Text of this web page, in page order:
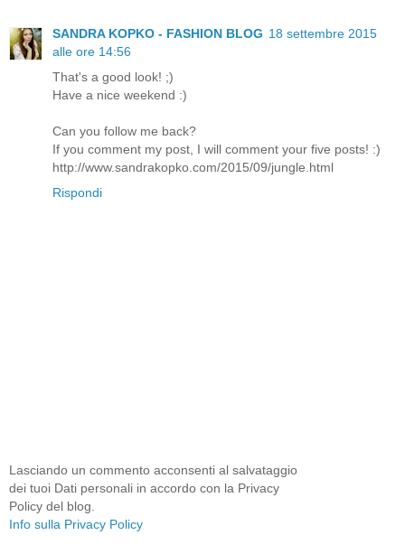
SANDRA KOPKO - FASHION BLOG 18 settembre 2015
alle ore 14:56
That's a good look! ;)
Have a nice weekend :)
Can you follow me back?
If you comment my post, I will comment your five posts! :)
http://www.sandrakopko.com/2015/09/jungle.html
Rispondi
Lasciando un commento acconsenti al salvataggio
dei tuoi Dati personali in accordo con la Privacy
Policy del blog.
Info sulla Privacy Policy